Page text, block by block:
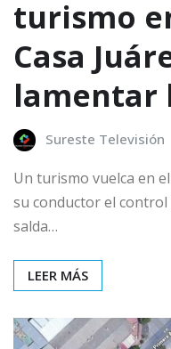
turismo
Casa
lamentar
Sureste Televisión
Un turismo vuelca en
su conductor el control
salda…
LEER MÁS